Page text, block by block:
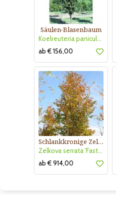
Säulen-Blasenbaum
Koelreuteria paniculata 'Fastigiata'
ab € 156,00
Schlankkronige Zelkove
Zelkova serrata 'Fastigiata'
ab € 914,00